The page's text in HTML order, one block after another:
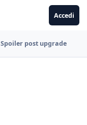
Accedi
Spoiler post upgrade